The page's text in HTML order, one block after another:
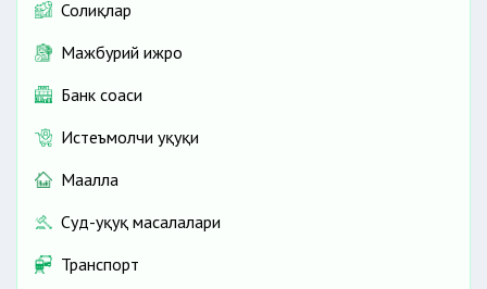
Солиқлар
Мажбурий ижро
Банк соҳаси
Истеъмолчи ҳуқуқи
Маҳалла
Суд-ҳуқуқ масалалари
Транспорт